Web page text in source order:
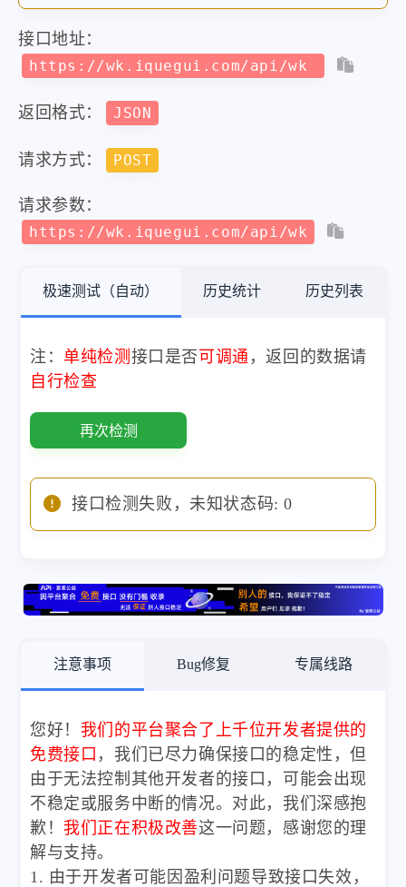
接口地址：
https://wk.iquegui.com/api/wk
返回格式： JSON
请求方式： POST
请求参数：
https://wk.iquegui.com/api/wk
极速测试（自动） 历史统计 历史列表
注： 单纯检测 接口是否 可调通 ，返回的数据请
自行检查
再次检测
接口检测失败，未知状态码: 0
注意事项 Bug修复 专属线路
您好！ 我们的平台聚合了上千位开发者提供的
免费接口 ，我们已尽力确保接口的稳定性，但
由于无法控制其他开发者的接口，可能会出现
不稳定或服务中断的情况。对此，我们深感抱
歉！ 我们正在积极改善这一问题，感谢您的理
解与支持。
1. 由于开发者可能因盈利问题导致接口失效，